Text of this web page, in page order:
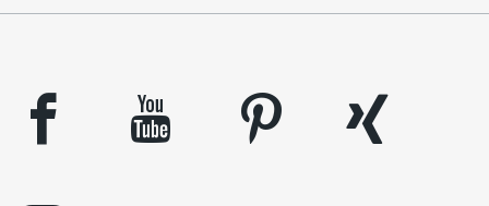
facebook youtube pinterest
xing